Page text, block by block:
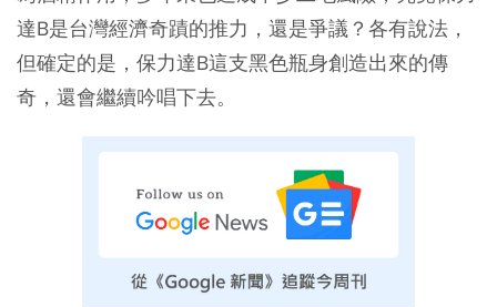
達B是台灣經濟奇蹟的推力，還是爭議？各有說法，
但確定的是，保力達B這支黑色瓶身創造出來的傳
奇，還會繼續吟唱下去。